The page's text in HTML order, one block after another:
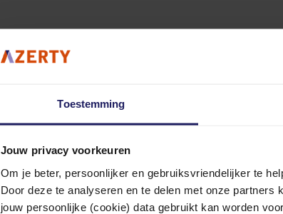
Toestemming
Jouw privacy voorkeuren
Om je beter, persoonlijker en gebruiksvriendelijker te
Door deze te analyseren en te delen met onze
jouw persoonlijke (cookie) data gebruikt kan worden